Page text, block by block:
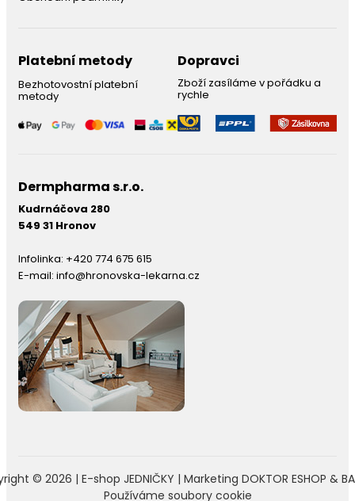
Platební metody
Bezhotovostní platební
metody
Dopravci
Zboží zasíláme v pořádku a
rychle
Dermpharma s.r.o.
Kudrnáčova 280
549 31 Hronov
Infolinka: +420 774 675 615
E-mail: info@hronovska-lekarna.cz
© 2026 | E-shop JEDNIČKY | Marketing DOKTOR ESHOP &
Používáme soubory cookie